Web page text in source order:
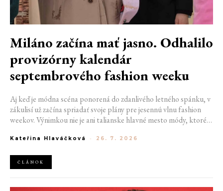
Miláno začína mať jasno. Odhalilo
provizórny kalendár
septembrového fashion weeku
Aj keď je módna scéna ponorená do zdanlivého letného spánku, v
zákulisí už začína spriadať svoje plány pre jesennú vlnu fashion
weekov. Výnimkou nie je ani talianske hlavné mesto módy, ktoré
od 22. do 28. septembra privíta tradičné mená, pozornosť však
značky Moschino.
Kateřina Hlaváčková - 26. 7. 2026
ČLÁNOK